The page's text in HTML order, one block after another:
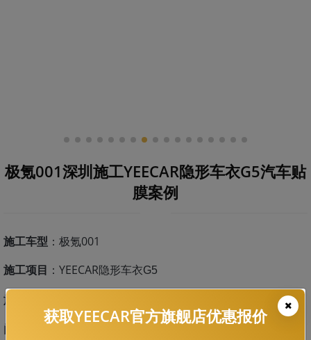
极氪001深圳施工YEECAR隐形车衣G5汽车贴
膜案例
施工车型 ：极氪001
施工项目 ：YEECAR隐形车衣G5
施工门店：
门店地址： 广东省深圳市龙岗区吉祥地铁站吉祥南路龙腾工业
获取YEECAR官方旗舰店优惠报价